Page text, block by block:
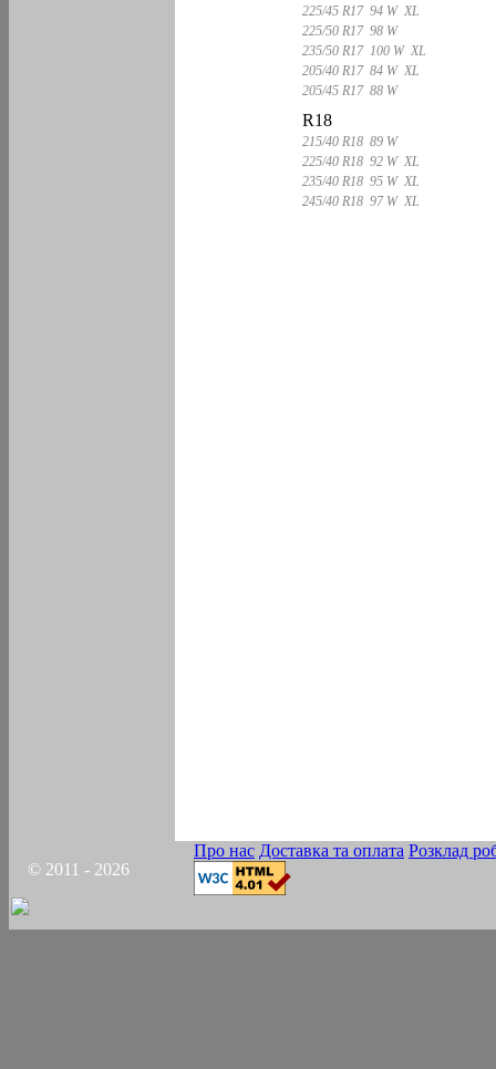
225/45 R17 94 W XL
225/50 R17 98 W
235/50 R17 100 W XL
205/40 R17 84 W XL
205/45 R17 88 W
R18
215/40 R18 89 W
225/40 R18 92 W XL
235/40 R18 95 W XL
245/40 R18 97 W XL
© 2011 - 2026
Про нас Доставка та оплата Розклад